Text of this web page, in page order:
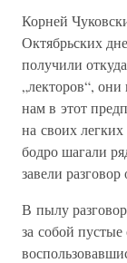
Корней
Октябрьских
получили
„лекторов“,
нам в этот
на своих
бодро шагали
завели
В пылу
за собой пустые